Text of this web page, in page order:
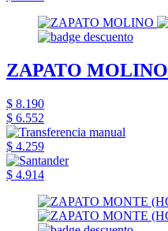
ZAPATO MOLINO
$ 8.190
$ 6.552
$ 4.259
$ 4.914